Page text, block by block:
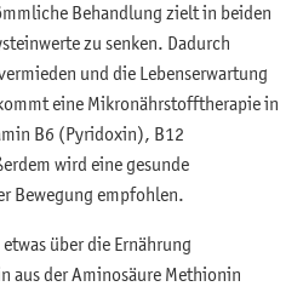
Behandlung zielt in beiden
zu senken. Dadurch
und die Lebenserwartung
eine Mikronährstofftherapie in
B6 (Pyridoxin), B12
wird eine gesunde
Bewegung empfohlen.
über die Ernährung
aus der Aminosäure Methionin